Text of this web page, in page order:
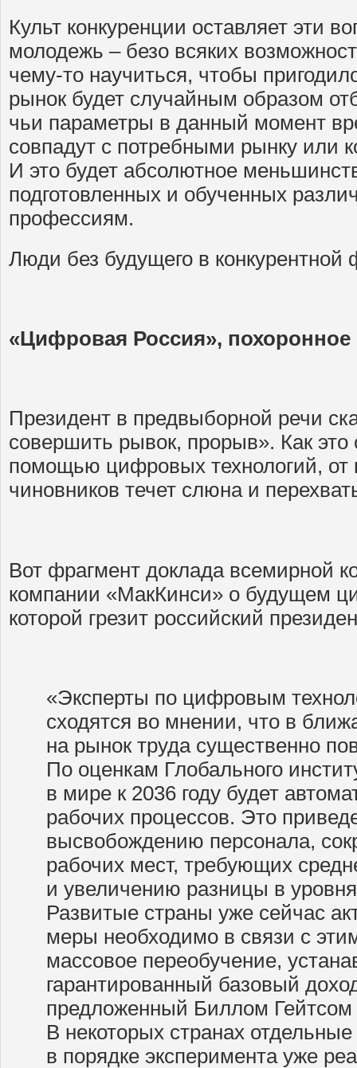
Культ конкуренции оставляет эти
молодежь – безо всяких
чему-то научиться, чтобы
рынок будет случайным образом
чьи параметры в данный момент
совпадут с потребными рынку или
И это будет абсолютное
подготовленных и обученных
профессиям.
Люди без будущего в конкурентной
«Цифровая Россия»,
Президент в предвыборной речи
совершить рывок, прорыв». Как
помощью цифровых технологий, от
чиновников течет слюна и
Вот фрагмент доклада всемирной
компании «МакКинси» о будущем
которой грезит российский
«Эксперты по цифровым
сходятся во мнении, что в
на рынок труда существенно
По оценкам Глобального
в мире к 2036 году будет
рабочих процессов. Это
высвобождению персонала,
рабочих мест, требующих
и увеличению разницы в
Развитые страны уже сейчас
меры необходимо в связи с
массовое переобучение,
гарантированный базовый
предложенный Биллом Гейтсом
В некоторых странах
в порядке эксперимента уже